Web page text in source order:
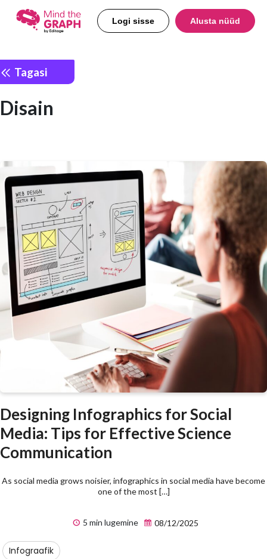
Logi sisse Alusta nüüd
Tagasi
Disain
Designing Infographics for Social
Media: Tips for Effective Science
Communication
As social media grows noisier, infographics in social media have become
one of the most […]
5 min lugemine 08/12/2025
Infograafik